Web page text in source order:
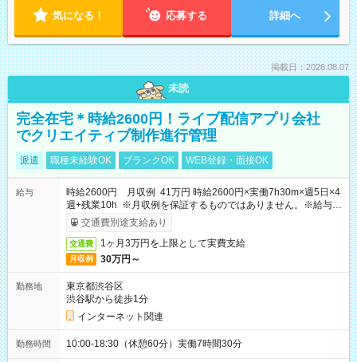
気になる！ 応募する 詳細へ
掲載日：2026.08.07
未読
完全在宅＊時給2600円！ライブ配信アプリ会社
でクリエイティブ制作進行管理
派遣 職種未経験OK ブランクOK WEB登録・面接OK
給与
時給2600円 月収例 41万円 時給2600円×実働7h30m×週5日×4
週+残業10h ※月収例を保証するものではありません。※給与即
受取りサービス利用可（利用条件有）
交通費別途支給あり
交通費 1ヶ月3万円を上限として実費支給
月収例 30万円～
勤務地
東京都渋谷区
渋谷駅から徒歩1分
インターネット関連
勤務時間 10:00-18:30（休憩60分）実働7時間30分